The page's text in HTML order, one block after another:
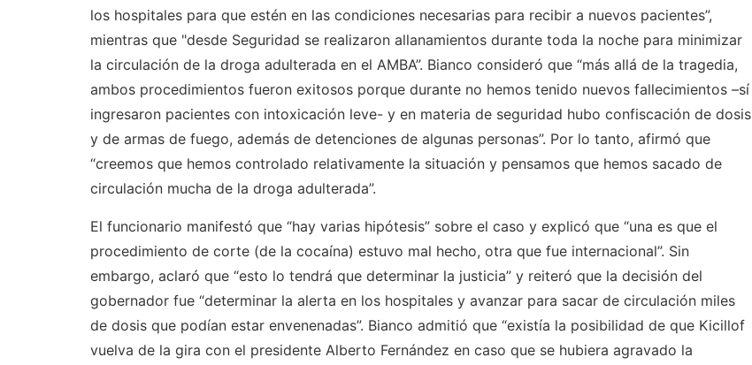
los hospitales para que estén en las condiciones necesarias para recibir a nuevos pacientes”,
mientras que "desde Seguridad se realizaron allanamientos durante toda la noche para minimizar
la circulación de la droga adulterada en el AMBA”. Bianco consideró que “más allá de la tragedia,
ambos procedimientos fueron exitosos porque durante no hemos tenido nuevos fallecimientos –sí
ingresaron pacientes con intoxicación leve- y en materia de seguridad hubo confiscación de dosis
y de armas de fuego, además de detenciones de algunas personas”. Por lo tanto, afirmó que
“creemos que hemos controlado relativamente la situación y pensamos que hemos sacado de
circulación mucha de la droga adulterada”.
El funcionario manifestó que “hay varias hipótesis” sobre el caso y explicó que “una es que el
procedimiento de corte (de la cocaína) estuvo mal hecho, otra que fue internacional”. Sin
embargo, aclaró que “esto lo tendrá que determinar la justicia” y reiteró que la decisión del
gobernador fue “determinar la alerta en los hospitales y avanzar para sacar de circulación miles
de dosis que podían estar envenenadas”. Bianco admitió que “existía la posibilidad de que Kicillof
vuelva de la gira con el presidente Alberto Fernández en caso que se hubiera agravado la